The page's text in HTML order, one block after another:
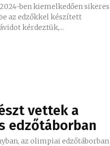
ben kiemelkedően sikeres
az edzőkkel készített
kérdeztük,...
vettek a
edzőtáborban
az olimpiai edzőtáborban